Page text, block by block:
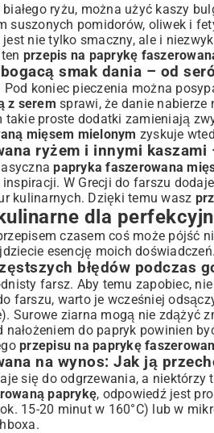
ryżu, można użyć kaszy
suszonych pomidorów, oliwek i
jest nie tylko smaczny, ale i
przepis na paprykę
smak dania – od
Pod koniec pieczenia można
z serem sprawi, że danie
takie proste dodatki zamieniają
mięsem mielonym zyskuje
ryżem i innymi kaszami
papryka faszerowana
W Grecji do farszu
kulinarnych. Dzięki temu wasz
dla
czasem coś może pójść
esencję moich
błędów podczas
farsz. Aby temu zapobiec,
farszu, warto je wcześniej
Surowe ziarna mogą nie zdążyć
nałożeniem do papryk powinien
przepisu na paprykę
na wynos: Jak ją
się do odgrzewania, a
paprykę, odpowiedź jest
15-20 minut w 160°C) lub w